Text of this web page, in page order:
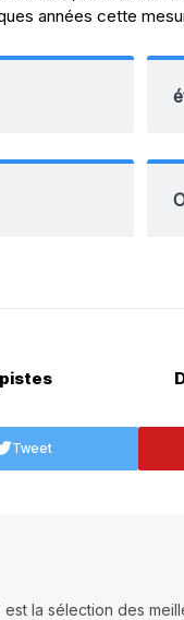
années cette
Tweet
est la sélection des